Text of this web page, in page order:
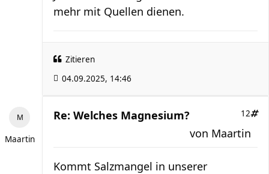
mehr mit Quellen dienen.
Zitieren
04.09.2025, 14:46
Maartin
Re: Welches Magnesium? 12
von Maartin
Kommt Salzmangel in unserer